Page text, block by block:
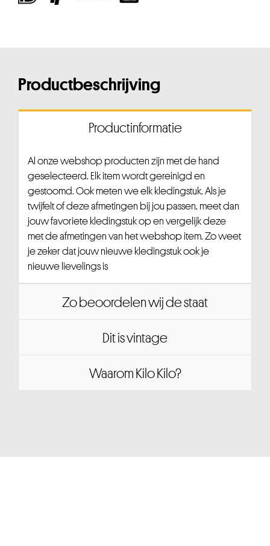
Productbeschrijving
Productinformatie
Al onze webshop producten zijn met de hand
geselecteerd. Elk item wordt gereinigd en
gestoomd. Ook meten we elk kledingstuk. Als je
twijfelt of deze afmetingen bij jou passen, meet dan
jouw favoriete kledingstuk op en vergelijk deze
met de afmetingen van het webshop item. Zo weet
je zeker dat jouw nieuwe kledingstuk ook je
nieuwe lievelings is
Zo beoordelen wij de staat
Dit is vintage
Waarom Kilo Kilo?